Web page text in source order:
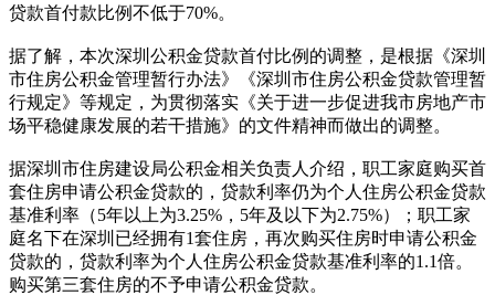
贷款首付款比例不低于70%。
据了解，本次深圳公积金贷款首付比例的调整，是根据《深圳
市住房公积金管理暂行办法》《深圳市住房公积金贷款管理暂
行规定》等规定，为贯彻落实《关于进一步促进我市房地产市
场平稳健康发展的若干措施》的文件精神而做出的调整。
据深圳市住房建设局公积金相关负责人介绍，职工家庭购买首
套住房申请公积金贷款的，贷款利率仍为个人住房公积金贷款
基准利率（5年以上为3.25%，5年及以下为2.75%）；职工家
庭名下在深圳已经拥有1套住房，再次购买住房时申请公积金
贷款的，贷款利率为个人住房公积金贷款基准利率的1.1倍。
购买第三套住房的不予申请公积金贷款。